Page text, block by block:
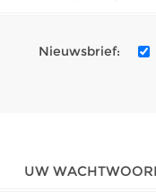
Nieuwsbrief:
UW